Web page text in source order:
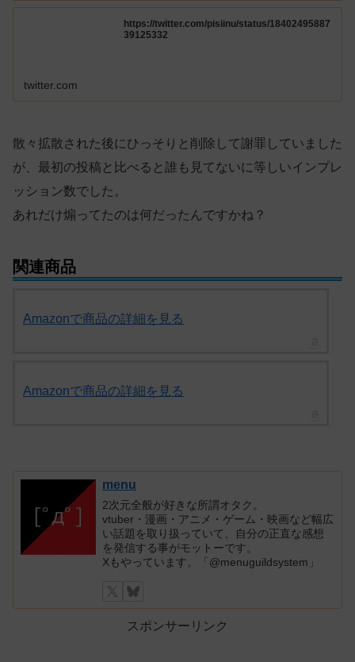
https://twitter.com/pisiinu/status/18402495887
39125332
twitter.com
散々拡散された後にひっそりと削除して謝罪していました
が、最初の投稿と比べると誰も見てないに等しいインプレ
ッション数でした。
あれだけ煽ってたのは何だったんですかね？
関連商品
Amazonで商品の詳細を見る
Amazonで商品の詳細を見る
menu
2次元全般が好きな所謂オタク。
vtuber・漫画・アニメ・ゲーム・映画など幅広
い話題を取り扱っていて、自分の正直な感想
を発信する事がモットーです。
Xもやっています。「@menuguildsystem」
スポンサーリンク